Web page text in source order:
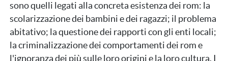
sono quelli legati alla concreta esistenza dei rom: la
scolarizzazione dei bambini e dei ragazzi; il problema
abitativo; la questione dei rapporti con gli enti locali;
la criminalizzazione dei comportamenti dei rom e
l'ignoranza dei più sulle loro origini e la loro cultura. I